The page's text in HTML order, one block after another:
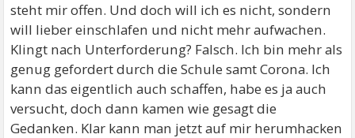
steht mir offen. Und doch will ich es nicht, sondern
will lieber einschlafen und nicht mehr aufwachen.
Klingt nach Unterforderung? Falsch. Ich bin mehr als
genug gefordert durch die Schule samt Corona. Ich
kann das eigentlich auch schaffen, habe es ja auch
versucht, doch dann kamen wie gesagt die
Gedanken. Klar kann man jetzt auf mir herumhacken